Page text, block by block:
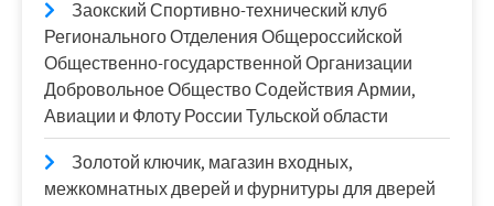
Заокский Спортивно-технический клуб
Регионального Отделения Общероссийской
Общественно-государственной Организации
Добровольное Общество Содействия Армии,
Авиации и Флоту России Тульской области
Золотой ключик, магазин входных,
межкомнатных дверей и фурнитуры для дверей